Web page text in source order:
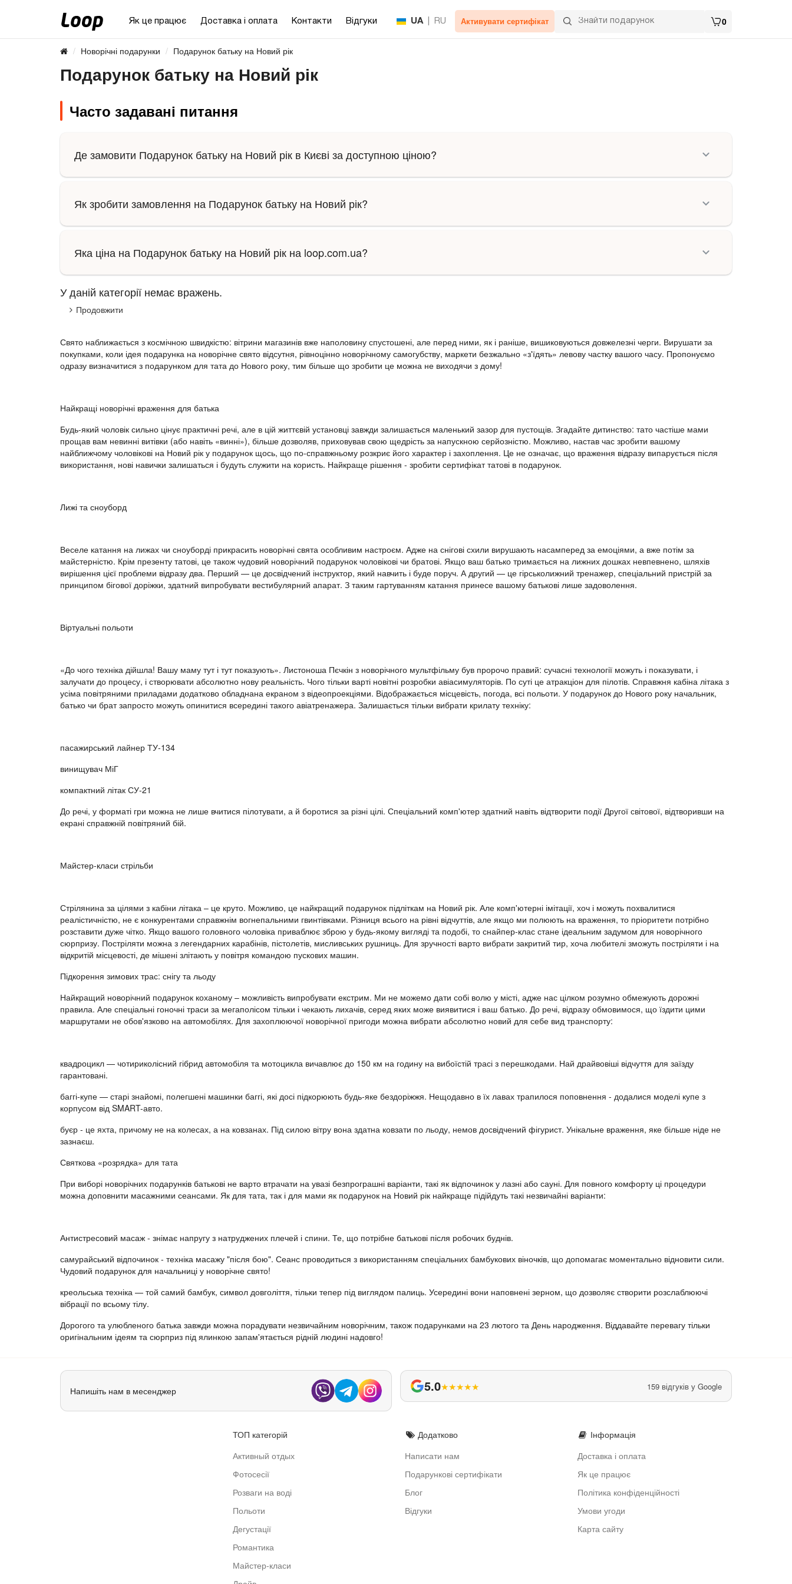
Як це працює Доставка і оплата Контакти Відгуки UA RU Активувати сертифікат 0
Новорічні подарунки Подарунок батьку на Новий рік
Подарунок батьку на Новий рік
Часто задавані питання
Де замовити Подарунок батьку на Новий рік в Києві за доступною ціною?
Як зробити замовлення на Подарунок батьку на Новий рік?
Яка ціна на Подарунок батьку на Новий рік на loop.com.ua?
У даній категорії немає вражень.
Продовжити
Свято наближається з космічною швидкістю: вітрини магазинів вже наполовину спустошені, але перед ними, як і раніше, вишиковуються довжелезні черги. Вирушати за
покупками, коли ідея подарунка на новорічне свято відсутня, рівноцінно новорічному самогубству, маркети безжально «з'їдять» левову частку вашого часу. Пропонуємо
одразу визначитися з подарунком для тата до Нового року, тим більше що зробити це можна не виходячи з дому!
Найкращі новорічні враження для батька
Будь-який чоловік сильно цінує практичні речі, але в цій життєвій установці завжди залишається маленький зазор для пустощів. Згадайте дитинство: тато частіше мами
прощав вам невинні витівки (або навіть «винні»), більше дозволяв, приховував свою щедрість за напускною серйозністю. Можливо, настав час зробити вашому
найближчому чоловікові на Новий рік у подарунок щось, що по-справжньому розкриє його характер і захоплення. Це не означає, що враження відразу випарується після
використання, нові навички залишаться і будуть служити на користь. Найкраще рішення - зробити сертифікат татові в подарунок.
Лижі та сноуборд
Веселе катання на лижах чи сноуборді прикрасить новорічні свята особливим настроєм. Адже на снігові схили вирушають насамперед за емоціями, а вже потім за
майстерністю. Крім презенту татові, це також чудовий новорічний подарунок чоловікові чи братові. Якщо ваш батько тримається на лижних дошках невпевнено, шляхів
вирішення цієї проблеми відразу два. Перший — це досвідчений інструктор, який навчить і буде поруч. А другий — це гірськолижний тренажер, спеціальний пристрій за
принципом бігової доріжки, здатний випробувати вестибулярний апарат. З таким гартуванням катання принесе вашому батькові лише задоволення.
Віртуальні польоти
«До чого техніка дійшла! Вашу маму тут і тут показують». Листоноша Пєчкін з новорічного мультфільму був пророчо правий: сучасні технології можуть і показувати, і
залучати до процесу, і створювати абсолютно нову реальність. Чого тільки варті новітні розробки авіасимуляторів. По суті це атракціон для пілотів. Справжня кабіна літака з
усіма повітряними приладами додатково обладнана екраном з відеопроекціями. Відображається місцевість, погода, всі польоти. У подарунок до Нового року начальник,
батько чи брат запросто можуть опинитися всередині такого авіатренажера. Залишається тільки вибрати крилату техніку:
пасажирський лайнер ТУ-134
винищувач МіГ
компактний літак СУ-21
До речі, у форматі гри можна не лише вчитися пілотувати, а й боротися за різні цілі. Спеціальний комп'ютер здатний навіть відтворити події Другої світової, відтворивши на
екрані справжній повітряний бій.
Майстер-класи стрільби
Стрілянина за цілями з кабіни літака – це круто. Можливо, це найкращий подарунок підліткам на Новий рік. Але комп'ютерні імітації, хоч і можуть похвалитися
реалістичністю, не є конкурентами справжнім вогнепальними гвинтівками. Різниця всього на рівні відчуттів, але якщо ми полюють на враження, то пріоритети потрібно
розставити дуже чітко. Якщо вашого головного чоловіка приваблює зброю у будь-якому вигляді та подобі, то снайпер-клас стане ідеальним задумом для новорічного
сюрпризу. Постріляти можна з легендарних карабінів, пістолетів, мисливських рушниць. Для зручності варто вибрати закритий тир, хоча любителі зможуть постріляти і на
відкритій місцевості, де мішені злітають у повітря командою пускових машин.
Підкорення зимових трас: снігу та льоду
Найкращий новорічний подарунок коханому – можливість випробувати екстрим. Ми не можемо дати собі волю у місті, адже нас цілком розумно обмежують дорожні
правила. Але спеціальні гоночні траси за мегаполісом тільки і чекають лихачів, серед яких може виявитися і ваш батько. До речі, відразу обмовимося, що їздити цими
маршрутами не обов'язково на автомобілях. Для захоплюючої новорічної пригоди можна вибрати абсолютно новий для себе вид транспорту:
квадроцикл — чотириколісний гібрид автомобіля та мотоцикла вичавлює до 150 км на годину на вибоїстій трасі з перешкодами. Най драйвовіші відчуття для заїзду
гарантовані.
баггі-купе — старі знайомі, полегшені машинки баггі, які досі підкорюють будь-яке бездоріжжя. Нещодавно в їх лавах трапилося поповнення - додалися моделі купе з
корпусом від SMART-авто.
буєр - це яхта, причому не на колесах, а на ковзанах. Під силою вітру вона здатна ковзати по льоду, немов досвідчений фігурист. Унікальне враження, яке більше ніде не
зазнаєш.
Святкова «розрядка» для тата
При виборі новорічних подарунків батькові не варто втрачати на увазі безпрограшні варіанти, такі як відпочинок у лазні або сауні. Для повного комфорту ці процедури
можна доповнити масажними сеансами. Як для тата, так і для мами як подарунок на Новий рік найкраще підійдуть такі незвичайні варіанти:
Антистресовий масаж - знімає напругу з натруджених плечей і спини. Те, що потрібне батькові після робочих буднів.
самурайський відпочинок - техніка масажу "після бою". Сеанс проводиться з використанням спеціальних бамбукових віночків, що допомагає моментально відновити сили.
Чудовий подарунок для начальниці у новорічне свято!
креольська техніка — той самий бамбук, символ довголіття, тільки тепер під виглядом палиць. Усередині вони наповнені зерном, що дозволяє створити розслаблюючі
вібрації по всьому тілу.
Дорогого та улюбленого батька завжди можна порадувати незвичайним новорічним, також подарунками на 23 лютого та День народження. Віддавайте перевагу тільки
оригінальним ідеям та сюрприз під ялинкою запам'ятається рідній людині надовго!
Напишіть нам в месенджер 5.0★★★★★ 159 відгуків у Google
Інформація
Доставка і оплата
Як це працює
Політика конфіденційності
Умови угоди
Карта сайту
Додатково
Написати нам
Подарункові сертифікати
Блог
Відгуки
ТОП категорій
Активный отдых
Фотосесії
Розваги на воді
Польоти
Дегустації
Романтика
Майстер-класи